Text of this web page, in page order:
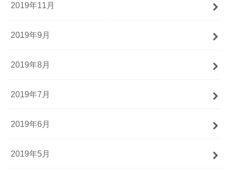
2019年11月
2019年9月
2019年8月
2019年7月
2019年6月
2019年5月